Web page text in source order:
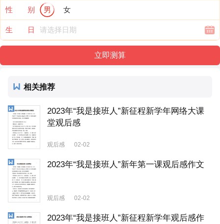
性 别 男 女
生 日
相关推荐
2023年“我是接班人”新征程新学年网络大课
堂观后感
观后感 02-02
2023年“我是接班人”新年第一课观后感作文
观后感 02-02
2023年“我是接班人”新征程新学年观后感作